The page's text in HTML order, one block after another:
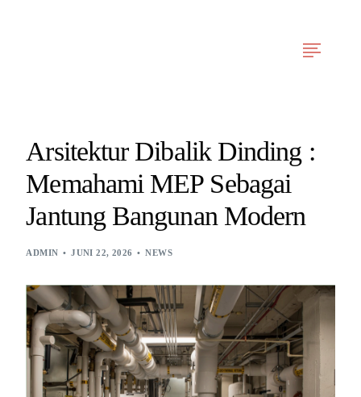
Arsitektur Dibalik Dinding :
Memahami MEP Sebagai
Jantung Bangunan Modern
ADMIN JUNI 22, 2026 NEWS